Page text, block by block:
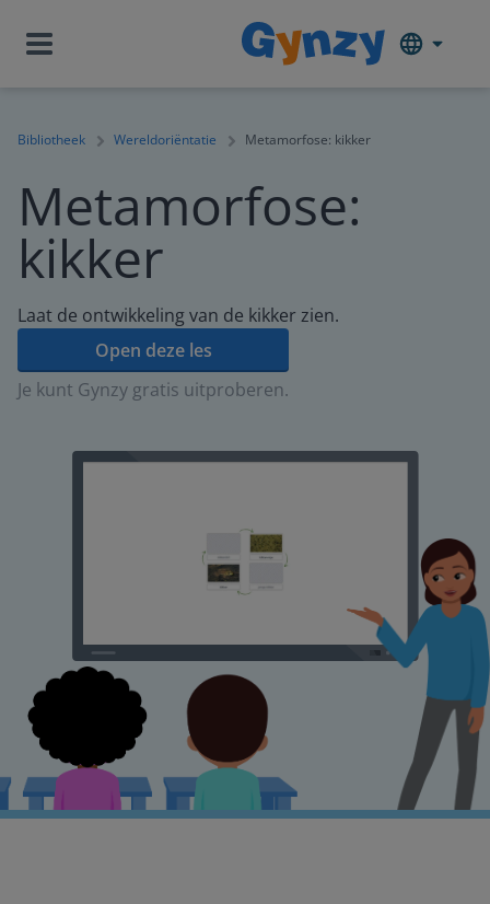
Bibliotheek Wereldoriëntatie Metamorfose: kikker
Metamorfose:
kikker
Laat de ontwikkeling van de kikker zien.
Open deze les
Je kunt Gynzy gratis uitproberen.